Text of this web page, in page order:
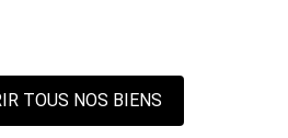
TOUS NOS BIENS